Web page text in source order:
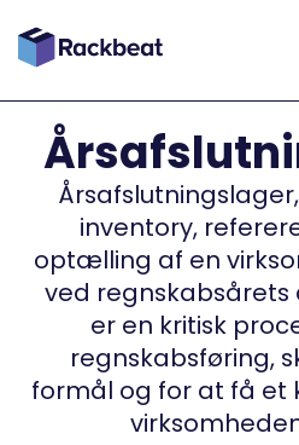
inventory,
optælling af en
ved regnskabsårets
er en kritisk
regnskabsføring,
formål og for at få et